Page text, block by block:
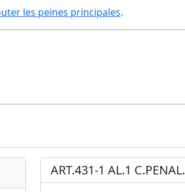
les peines principales.
ART.431-1 AL.1 C.PENAL.